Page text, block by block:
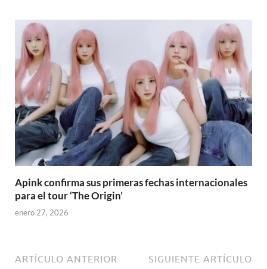
Apink confirma sus primeras fechas internacionales
para el tour ‘The Origin’
enero 27, 2026
ARTÍCULO ANTERIOR SIGUIENTE ARTÍCULO